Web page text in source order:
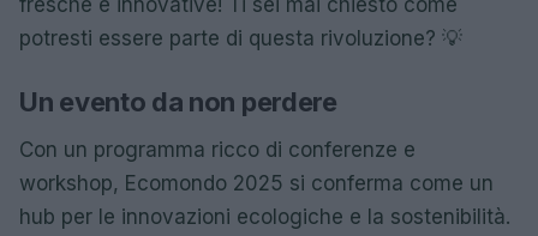
potresti essere parte di questa rivoluzione? 💡
Un evento da non perdere
Con un programma ricco di conferenze e
workshop, Ecomondo 2025 si conferma come un
hub per le innovazioni ecologiche e la sostenibilità.